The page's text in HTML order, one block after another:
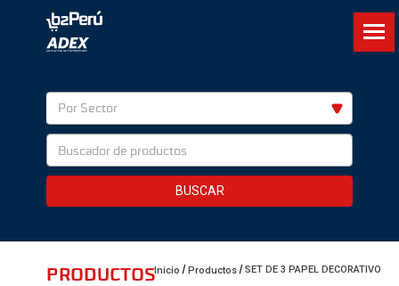
Por Sector
BUSCAR
Inicio Productos SET DE 3 PAPEL DECORATIVO
PRODUCTOS